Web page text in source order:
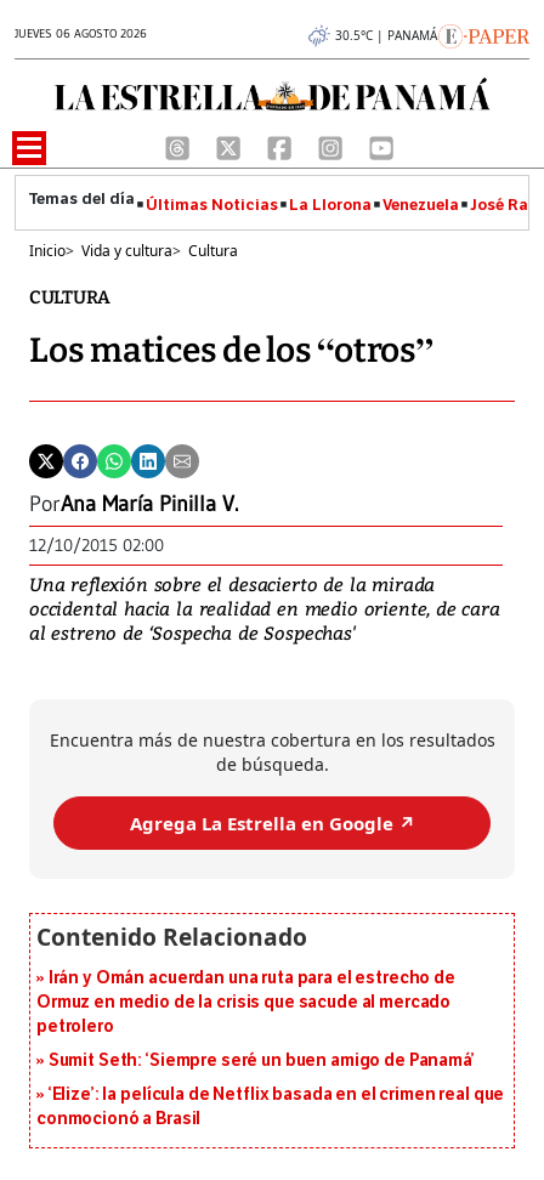
JUEVES 06 AGOSTO 2026 30.5°C | PANAMÁ
Últimas Noticias La Llorona Venezuela José
Inicio> Vida y cultura> Cultura
CULTURA
Los matices de los “otros”
PorAna María Pinilla V.
12/10/2015 02:00
Una reflexión sobre el desacierto de la mirada
occidental hacia la realidad en medio oriente, de cara
al estreno de ‘Sospecha de Sospechas'
Encuentra más de nuestra cobertura en los resultados
de búsqueda.
Agrega La Estrella en Google ↗️
Irán y Omán acuerdan una ruta para el estrecho de
Ormuz en medio de la crisis que sacude al mercado
petrolero
Sumit Seth: ‘Siempre seré un buen amigo de Panamá’
‘Elize’: la película de Netflix basada en el crimen real que
conmocionó a Brasil